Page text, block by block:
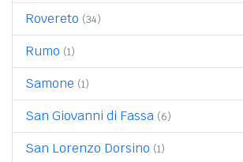
Rovereto (34)
Rumo (1)
Samone (1)
San Giovanni di Fassa (6)
San Lorenzo Dorsino (1)